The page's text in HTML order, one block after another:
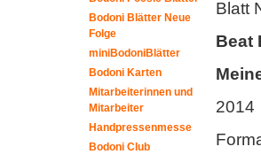
Bodoni Blätter Neue
Folge
miniBodoniBlätter
Bodoni Karten
Mitarbeiterinnen und
Mitarbeiter
Handpressenmesse
Bodoni Club
Blatt
Beat
2014